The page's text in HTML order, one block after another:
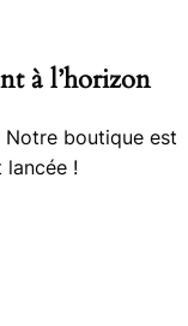
à l’horizon
Notre boutique est
lancée !